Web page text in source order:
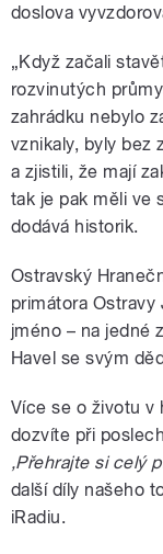
doslova
„Když začali
rozvinutých
zahrádku nebylo
vznikaly, byly bez
a zjistili, že mají
tak je pak měli ve
dodává historik.
Ostravský
primátora
jméno – na jedné
Havel se svým
Více se o životu v
dozvíte při
‚Přehrajte si celý
další díly našeho
iRadiu.